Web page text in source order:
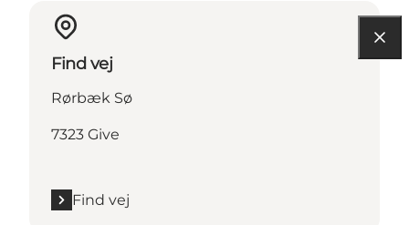
Find vej
Rørbæk Sø
7323 Give
Find vej